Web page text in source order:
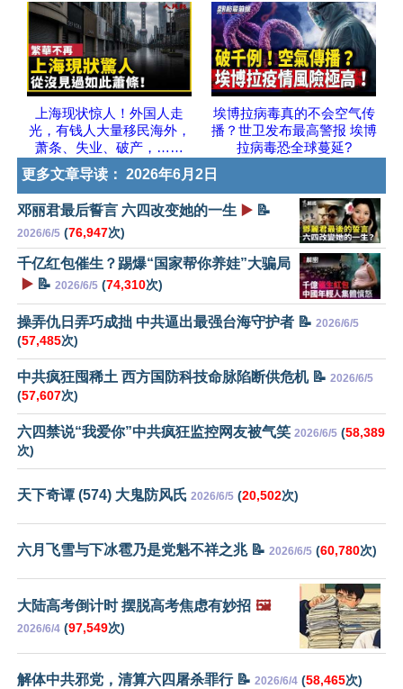
上海现状惊人！外国人走
光，有钱人大量移民海外，
萧条、失业、破产，……
埃博拉病毒真的不会空气传
播？世卫发布最高警报 埃博
拉病毒恐全球蔓延?
更多文章导读： 2026年6月2日
邓丽君最后誓言 六四改变她的一生 ▶️ 📝
2026/6/5 (76,947次)
千亿红包催生？踢爆“国家帮你养娃”大骗局
▶️ 📝 2026/6/5 (74,310次)
操弄仇日弄巧成拙 中共逼出最强台海守护者 📝 2026/6/5
(57,485次)
中共疯狂囤稀土 西方国防科技命脉陷断供危机 📝 2026/6/5
(57,607次)
六四禁说“我爱你”中共疯狂监控网友被气笑 2026/6/5 (58,389
次)
天下奇谭 (574) 大鬼防风氏 2026/6/5 (20,502次)
六月飞雪与下冰雹乃是党魁不祥之兆 📝 2026/6/5 (60,780次)
大陆高考倒计时 摆脱高考焦虑有妙招 🖼️
2026/6/4 (97,549次)
解体中共邪党，清算六四屠杀罪行 📝 2026/6/4 (58,465次)